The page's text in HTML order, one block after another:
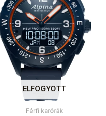
ELFOGYOTT
Férfi karórák